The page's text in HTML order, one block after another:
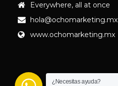
Everywhere, all at once
hola@ochomarketing.mx
www.ochomarketing.mx
¿Necesitas ayuda?